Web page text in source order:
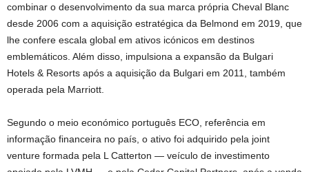
combinar o desenvolvimento da sua marca própria Cheval Blanc
desde 2006 com a aquisição estratégica da Belmond em 2019, que
lhe confere escala global em ativos icónicos em destinos
emblemáticos. Além disso, impulsiona a expansão da Bulgari
Hotels & Resorts após a aquisição da Bulgari em 2011, também
operada pela Marriott.
Segundo o meio económico português ECO, referência em
informação financeira no país, o ativo foi adquirido pela joint
venture formada pela L Catterton — veículo de investimento